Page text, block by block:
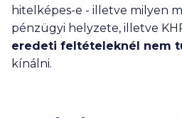
hitelképes-e - illetve milyen
pénzügyi helyzete, illetve
eredeti feltételeknél nem
kínálni.